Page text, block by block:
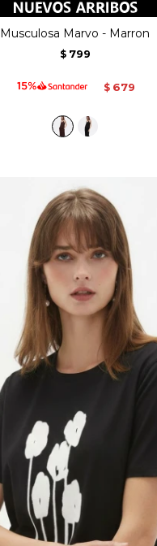
Musculosa Marvo - Marron
$ 799
$ 679